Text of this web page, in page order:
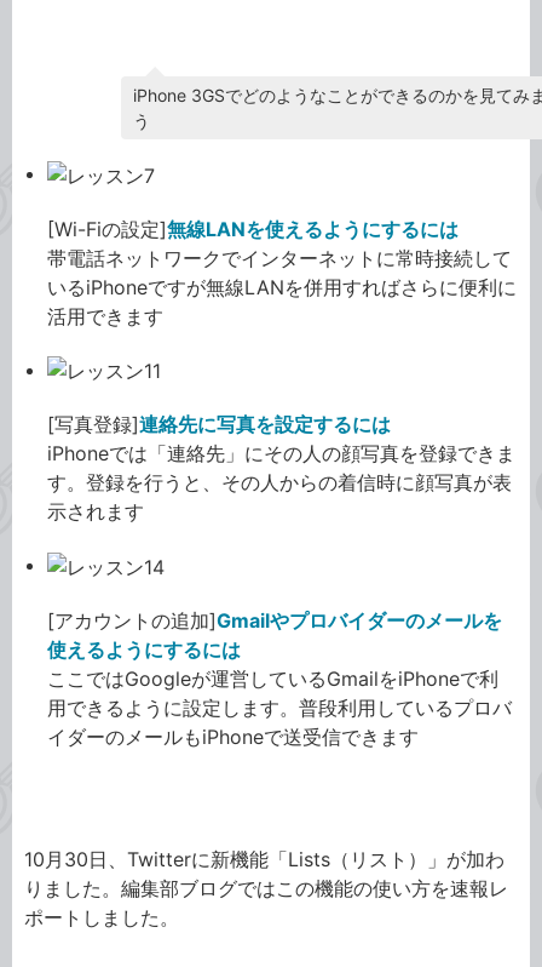
iPhone 3GSでどのようなことができるのかを見てみ
う
[Wi-Fiの設定]無線LANを使えるようにするには
帯電話ネットワークでインターネットに常時接続して
いるiPhoneですが無線LANを併用すればさらに便利に
活用できます
[写真登録]連絡先に写真を設定するには
iPhoneでは「連絡先」にその人の顔写真を登録できま
す。登録を行うと、その人からの着信時に顔写真が表
示されます
[アカウントの追加]Gmailやプロバイダーのメールを
使えるようにするには
ここではGoogleが運営しているGmailをiPhoneで利
用できるように設定します。普段利用しているプロバ
イダーのメールもiPhoneで送受信できます
10月30日、Twitterに新機能「Lists（リスト）」が加わ
りました。編集部ブログではこの機能の使い方を速報レ
ポートしました。